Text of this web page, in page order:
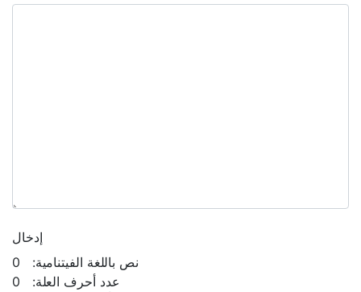
إدخال
نص باللغة الفيتنامية: 0
عدد أحرف العلة: 0